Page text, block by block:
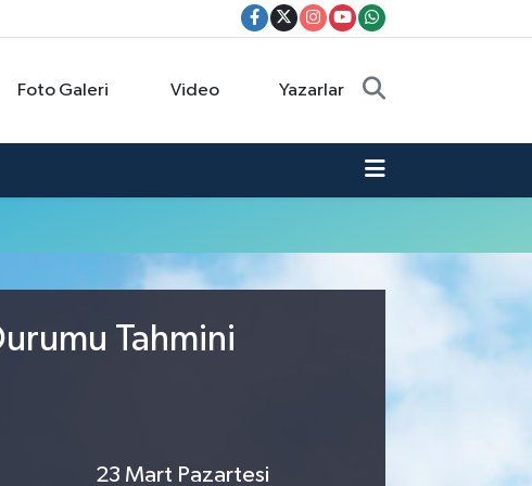
Foto Galeri Video Yazarlar
Tahmini
23 Mart Pazartesi